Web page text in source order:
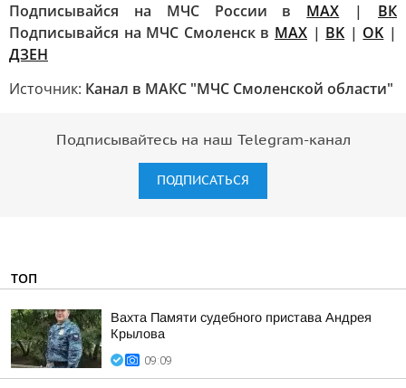
Подписывайся на МЧС России в MAX | ВК
Подписывайся на МЧС Смоленск в MAX | BK | OK |
ДЗЕН
Источник: Канал в МАКС "МЧС Смоленской области"
Подписывайтесь на наш Telegram-канал
ПОДПИСАТЬСЯ
ТОП
Вахта Памяти судебного пристава Андрея
Крылова
09:09